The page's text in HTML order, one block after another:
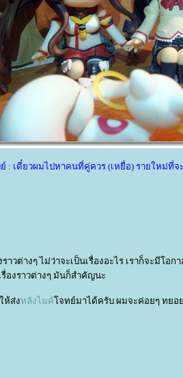
: เดี๋ยวผมไปหาคนที่คู่ควร (เหยื่อ) รายใหม่ที่จ
ราวต่างๆ ไม่ว่าจะเป็นเรื่องอะไร เราก็จะมีโอ
องราวต่างๆ มันก็สำคัญนะ
ห้ส่งหลังไมค์จทย์มาได้ครับ ผมจะค่อยๆ ทยอ